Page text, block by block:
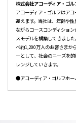
株式会社アコーディア・ゴル
アコーディア・ゴルフはア
迎えます。当社は、年齢や
ながらコースコンディショ
スモデルを構築してきまし
べ約1,200万人のお客さまか
ーとして、社会のニーズを
レンジしていきます。
●アコーディア・ゴルフホー